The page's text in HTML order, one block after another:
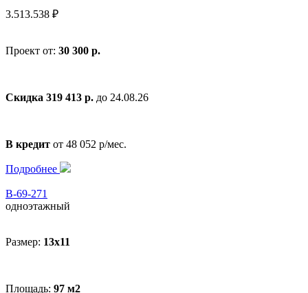
3.513.538 ₽
Проект от: 30 300 р.
Скидка 319 413 р. до 24.08.26
В кредит от 48 052 р/мес.
Подробнее
В-69-271
одноэтажный
Размер: 13x11
Площадь: 97 м2